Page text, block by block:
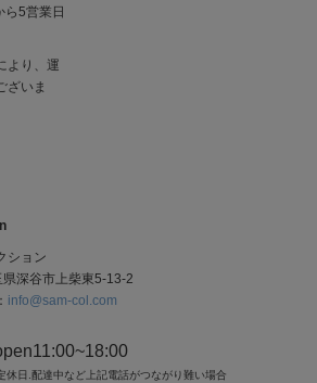
ら5営業日
より、運
ざいま
ション
深谷市上柴東5-13-2
info@sam-col.com
休日.配達中など上記電話がつながり難い場合